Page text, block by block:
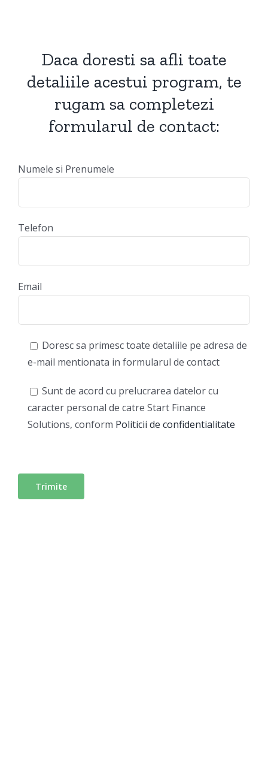
Daca doresti sa afli toate
detaliile acestui program, te
rugam sa completezi
formularul de contact:
Numele si Prenumele
Telefon
Email
Doresc sa primesc toate detaliile pe adresa de
e-mail mentionata in formularul de contact
Sunt de acord cu prelucrarea datelor cu
caracter personal de catre Start Finance
Solutions, conform Politicii de confidentialitate